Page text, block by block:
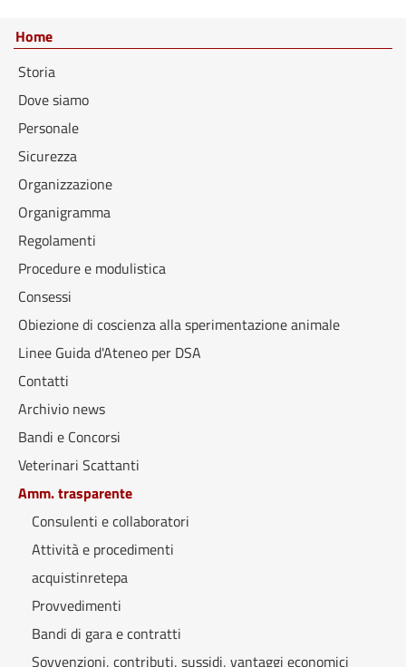
Home
Storia
Dove siamo
Personale
Sicurezza
Organizzazione
Organigramma
Regolamenti
Procedure e modulistica
Consessi
Obiezione di coscienza alla sperimentazione animale
Linee Guida d'Ateneo per DSA
Contatti
Archivio news
Bandi e Concorsi
Veterinari Scattanti
Amm. trasparente
Consulenti e collaboratori
Attività e procedimenti
acquistinretepa
Provvedimenti
Bandi di gara e contratti
Sovvenzioni, contributi, sussidi, vantaggi economici